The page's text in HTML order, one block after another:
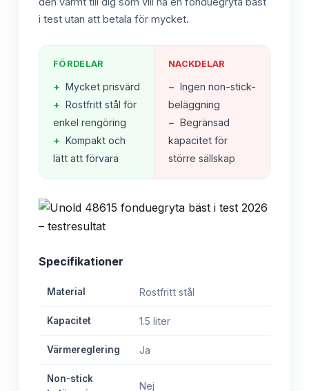
i test utan att betala för mycket.
FÖRDELAR
+ Mycket prisvärd
+ Rostfritt stål för
enkel rengöring
+ Kompakt och
lätt att förvara
NACKDELAR
− Ingen non-stick-
beläggning
− Begränsad
kapacitet för
större sällskap
Specifikationer
Material Rostfritt stål
Kapacitet 1.5 liter
Värmereglering Ja
Non-stick
Nej